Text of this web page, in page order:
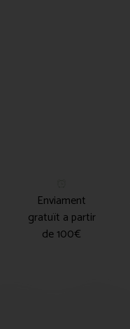
Enviament
gratuït a partir
de 100€